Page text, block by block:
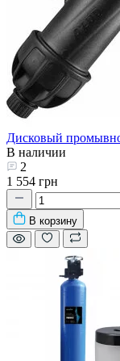
Дисковый
В наличии
2
1 554 грн
В корзину